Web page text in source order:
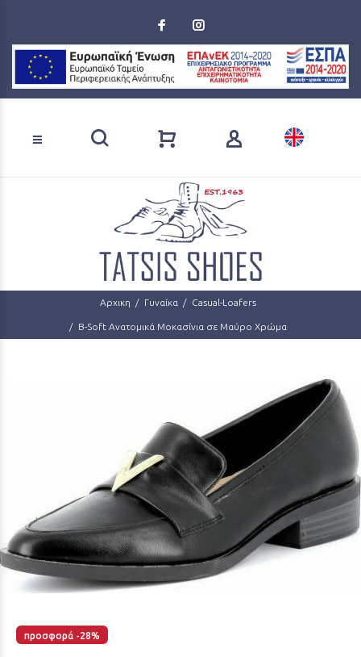
Αρχικη Γυναίκα Casual-Loafers
B-Soft Ανατομικά Μοκασίνια σε Μαύρο Χρώμα
προσφορά -28%